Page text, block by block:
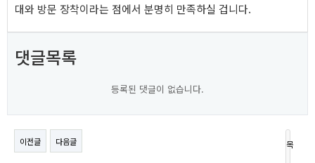
대와 방문 장착이라는 점에서 분명히 만족하실 겁니다.
댓글목록
등록된 댓글이 없습니다.
이전글 다음글 목